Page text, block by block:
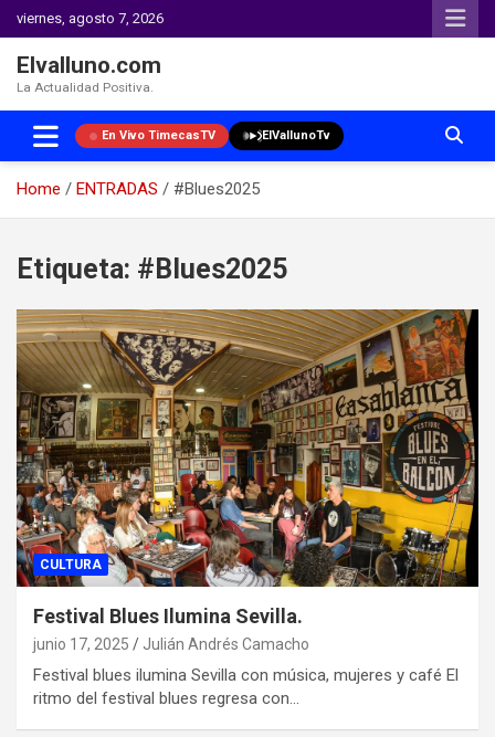
viernes, agosto 7, 2026
Elvalluno.com
La Actualidad Positiva.
En Vivo TimecasTV ElVallunoTv
Home ENTRADAS
#Blues2025
content
Etiqueta: #Blues2025
CULTURA
Festival Blues Ilumina Sevilla.
junio 17, 2025 Julián Andrés Camacho
Festival blues ilumina Sevilla con música, mujeres y café El
ritmo del festival blues regresa con…